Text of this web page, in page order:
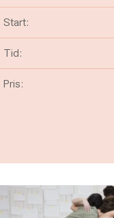
Start:
Tid:
Pris: